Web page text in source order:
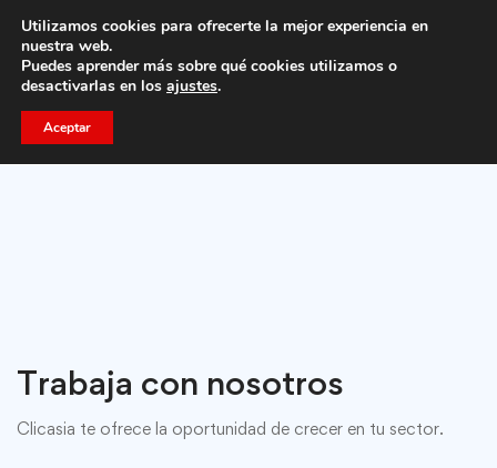
Trae a un amigo y llevaos un total de 75€ de descuento.
Trabaja con nosotros
Clicasia te ofrece la oportunidad de crecer en tu sector.
Utilizamos cookies para ofrecerte la mejor experiencia en
nuestra web.
Puedes aprender más sobre qué cookies utilizamos o
desactivarlas en los ajustes.
Aceptar